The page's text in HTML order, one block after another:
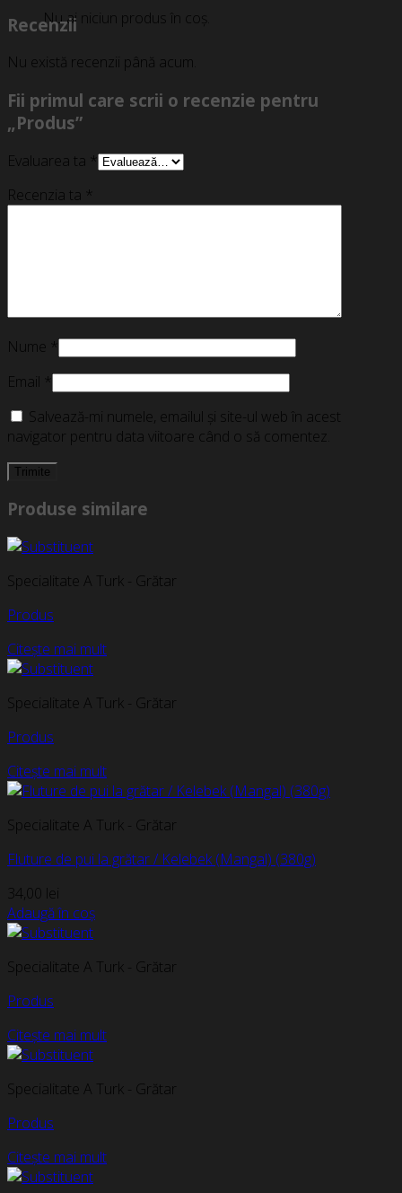
Nu ai niciun produs în coș.
Recenzii
Nu există recenzii până acum.
Fii primul care scrii o recenzie pentru
„Produs”
Evaluarea ta *
Recenzia ta *
Nume *
Email *
Salvează-mi numele, emailul și site-ul web în acest
navigator pentru data viitoare când o să comentez.
Produse similare
Specialitate A Turk - Grătar
Produs
Citește mai mult
Specialitate A Turk - Grătar
Produs
Citește mai mult
Specialitate A Turk - Grătar
Fluture de pui la grătar / Kelebek (Mangal) (380g)
34,00 lei
Adaugă în coș
Specialitate A Turk - Grătar
Produs
Citește mai mult
Specialitate A Turk - Grătar
Produs
Citește mai mult